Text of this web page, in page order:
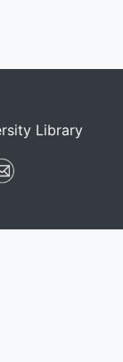
Library